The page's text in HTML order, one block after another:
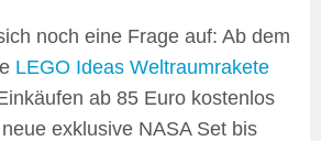
noch eine Frage auf: Ab dem
LEGO Ideas Weltraumrakete
ab 85 Euro kostenlos
exklusive NASA Set bis